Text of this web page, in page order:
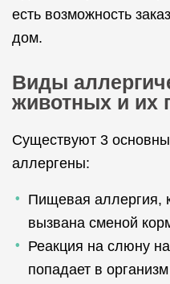
есть возможность
дом.
Виды
животных и их
Существуют 3
аллергены:
Пищевая аллергия,
вызвана сменой
Реакция на слюну
попадает в